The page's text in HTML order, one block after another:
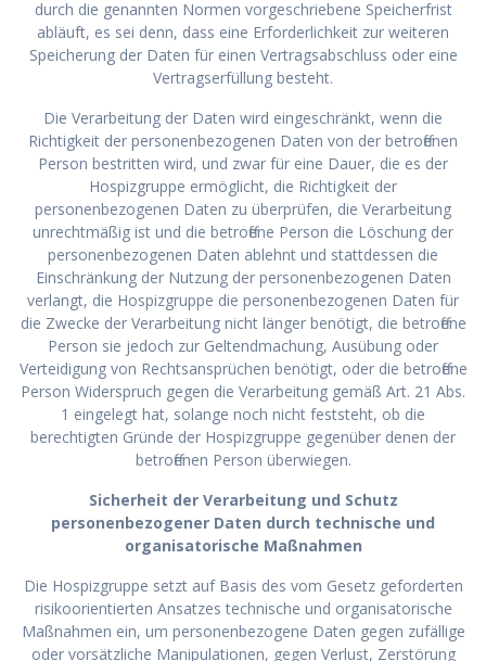
durch die genannten Normen vorgeschriebene Speicherfrist
abläuft, es sei denn, dass eine Erforderlichkeit zur weiteren
Speicherung der Daten für einen Vertragsabschluss oder eine
Vertragserfüllung besteht.
Die Verarbeitung der Daten wird eingeschränkt, wenn die
Richtigkeit der personenbezogenen Daten von der betroffenen
Person bestritten wird, und zwar für eine Dauer, die es der
Hospizgruppe ermöglicht, die Richtigkeit der
personenbezogenen Daten zu überprüfen, die Verarbeitung
unrechtmäßig ist und die betroffene Person die Löschung der
personenbezogenen Daten ablehnt und stattdessen die
Einschränkung der Nutzung der personenbezogenen Daten
verlangt, die Hospizgruppe die personenbezogenen Daten für
die Zwecke der Verarbeitung nicht länger benötigt, die betroffene
Person sie jedoch zur Geltendmachung, Ausübung oder
Verteidigung von Rechtsansprüchen benötigt, oder die betroffene
Person Widerspruch gegen die Verarbeitung gemäß Art. 21 Abs.
1 eingelegt hat, solange noch nicht feststeht, ob die
berechtigten Gründe der Hospizgruppe gegenüber denen der
betroffenen Person überwiegen.
Sicherheit der Verarbeitung und Schutz
personenbezogener Daten durch technische und
organisatorische Maßnahmen
Die Hospizgruppe setzt auf Basis des vom Gesetz geforderten
risikoorientierten Ansatzes technische und organisatorische
Maßnahmen ein, um personenbezogene Daten gegen zufällige
oder vorsätzliche Manipulationen, gegen Verlust, Zerstörung